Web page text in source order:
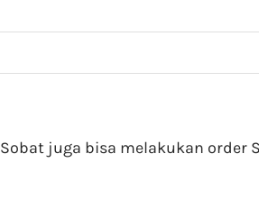
juga bisa melakukan order